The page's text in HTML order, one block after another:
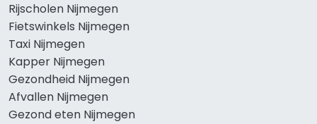
Rijscholen Nijmegen
Fietswinkels Nijmegen
Taxi Nijmegen
Kapper Nijmegen
Gezondheid Nijmegen
Afvallen Nijmegen
Gezond eten Nijmegen